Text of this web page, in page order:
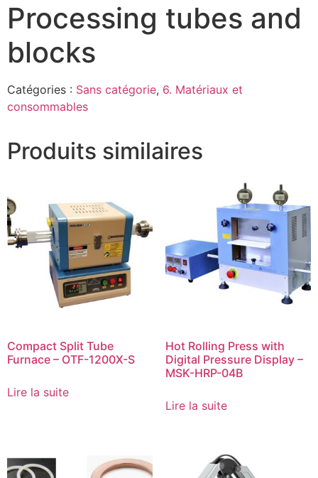
Processing tubes and
blocks
Catégories : Sans catégorie, 6. Matériaux et
consommables
Produits similaires
Compact Split Tube
Furnace – OTF-1200X-S
Lire la suite
Hot Rolling Press with
Digital Pressure Display –
MSK-HRP-04B
Lire la suite